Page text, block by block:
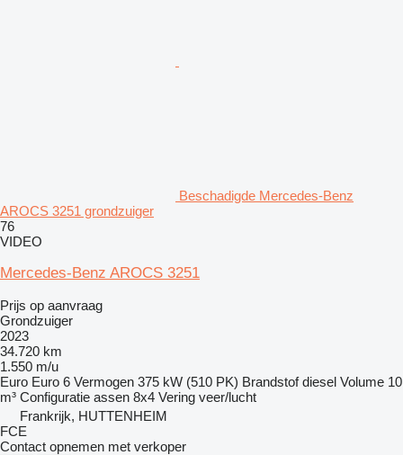
Beschadigde Mercedes-Benz
AROCS 3251 grondzuiger
76
VIDEO
Mercedes-Benz AROCS 3251
Prijs op aanvraag
Grondzuiger
2023
34.720 km
1.550 m/u
Euro Euro 6 Vermogen 375 kW (510 PK) Brandstof diesel Volume 10
m³ Configuratie assen 8x4 Vering veer/lucht
Frankrijk, HUTTENHEIM
FCE
Contact opnemen met verkoper